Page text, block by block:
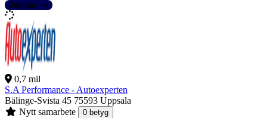
Detaljer
0,7 mil
S.A Performance - Autoexperten
Bälinge-Svista 45 75593 Uppsala
Nytt samarbete
0 betyg